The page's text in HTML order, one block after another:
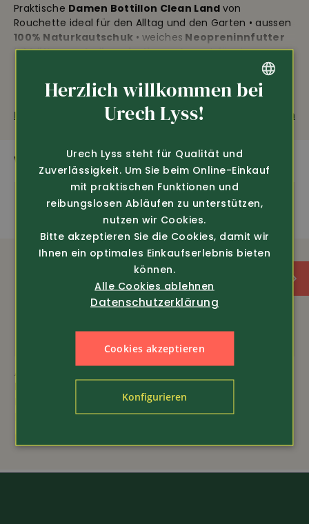
Praktische Damen Bottillon Clean Land von
Rouchette ideal für den Alltag und den Garten • aussen
100% Naturkautschuk • weiches Neopreninnfutter
ist kälte- und wärmeisolierend, sorgt für einen
optimalen Temperaturhaushalt • Wechselfussbett aus
Baumwolle •
selbstreinigende Gummilaufsohle •
einfach An- und Ausziehen dank dem elastischen
Neoprenfutter und der Einstiegshilfe hinten • auch für
ein hohes Rist geeignet • Gewicht ca. 565g/ Schuh
Kälteisolierend Wasserdicht
Fragen zum Produkt Weiterempfehlen
WEITERE SPANNENDE PRODUKTE
Art.-Nr. 5248
Hubert BCB1170
Stiefelsocken
Herzlich willkommen bei
Urech Lyss!
Urech Lyss steht für Qualität und
Zuverlässigkeit. Um Sie beim Online-Einkauf
mit praktischen Funktionen und
reibungslosen Abläufen zu unterstützen,
nutzen wir Cookies.
Bitte akzeptieren Sie die Cookies, damit wir
Ihnen ein optimales Einkaufserlebnis bieten
können.
Alle Cookies ablehnen
Datenschutzerklärung
Cookies akzeptieren
Konfigurieren